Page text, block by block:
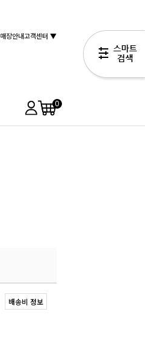
매장안내고객센터 ▼
0
배송비 정보